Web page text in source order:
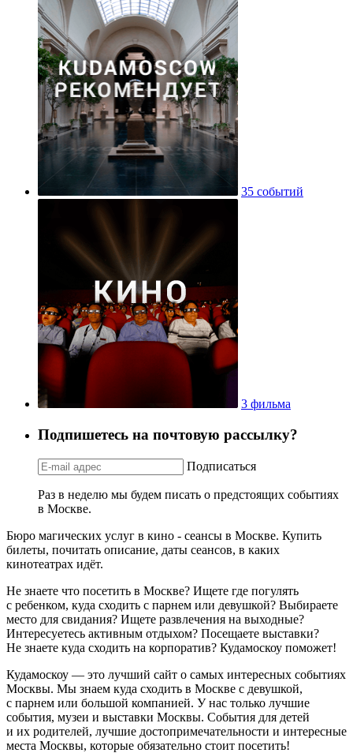
35 событий
3 фильма
Подпишетесь на почтовую рассылку?
Подписаться
Раз в неделю мы будем писать о предстоящих событиях
в Москве.
Бюро магических услуг в кино - сеансы в Москве. Купить
билеты, почитать описание, даты сеансов, в каких
кинотеатрах идёт.
Не знаете что посетить в Москве? Ищете где погулять
с ребенком, куда сходить с парнем или девушкой? Выбираете
место для свидания? Ищете развлечения на выходные?
Интересуетесь активным отдыхом? Посещаете выставки?
Не знаете куда сходить на корпоратив? Кудамоскоу поможет!
Кудамоскоу — это лучший сайт о самых интересных событиях
Москвы. Мы знаем куда сходить в Москве с девушкой,
с парнем или большой компанией. У нас только лучшие
события, музеи и выставки Москвы. События для детей
и их родителей, лучшие достопримечательности и интересные
места Москвы, которые обязательно стоит посетить!